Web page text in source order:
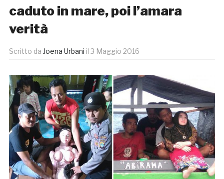
caduto in mare, poi l’amara
verità
Scritto da Joena Urbani il 3 Maggio 2016